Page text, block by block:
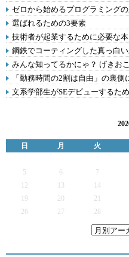
ゼロから始めるプログラミング
選ばれるための3要素
技術者が起業するために必要な
鋼鉄でコーティングした真っ白
みんな知ってるかにゃ？ げきお
「勤務時間の2割は自由」の裏側
文系学部生がSEデビューするた
日 月 火
5
6 7
12
13 14
19
20 21
26
27 28